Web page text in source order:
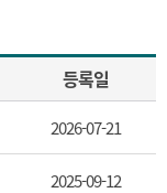
등록일
2026-07-21
2025-09-12